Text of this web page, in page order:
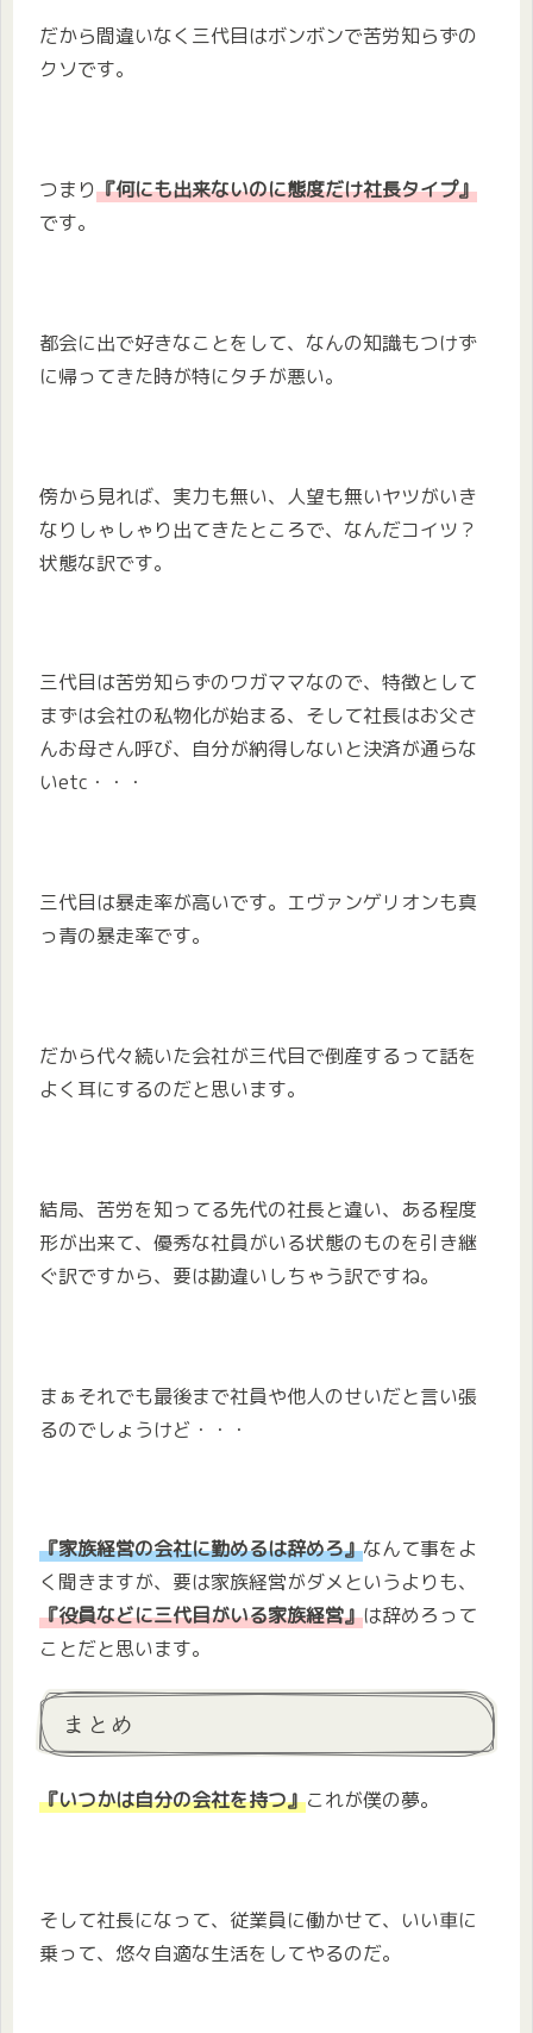
だから間違いなく三代目はボンボンで苦労知らずの
クソです。
つまり『何にも出来ないのに態度だけ社長タイプ』
です。
都会に出で好きなことをして、なんの知識もつけず
に帰ってきた時が特にタチが悪い。
傍から見れば、実力も無い、人望も無いヤツがいき
なりしゃしゃり出てきたところで、なんだコイツ？
状態な訳です。
三代目は苦労知らずのワガママなので、特徴として
まずは会社の私物化が始まる、そして社長はお父さ
んお母さん呼び、自分が納得しないと決済が通らな
いetc・・・
三代目は暴走率が高いです。エヴァンゲリオンも真
っ青の暴走率です。
だから代々続いた会社が三代目で倒産するって話を
よく耳にするのだと思います。
結局、苦労を知ってる先代の社長と違い、ある程度
形が出来て、優秀な社員がいる状態のものを引き継
ぐ訳ですから、要は勘違いしちゃう訳ですね。
まぁそれでも最後まで社員や他人のせいだと言い張
るのでしょうけど・・・
『家族経営の会社に勤めるは辞めろ』なんて事をよ
く聞きますが、要は家族経営がダメというよりも、
『役員などに三代目がいる家族経営』は辞めろって
ことだと思います。
まとめ
『いつかは自分の会社を持つ』これが僕の夢。
そして社長になって、従業員に働かせて、いい車に
乗って、悠々自適な生活をしてやるのだ。